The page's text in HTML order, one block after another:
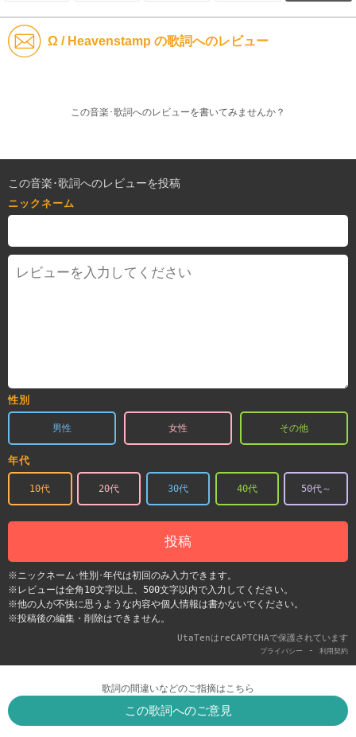
Ω / Heavenstamp の歌詞へのレビュー
この音楽･歌詞へのレビューを書いてみませんか？
この音楽･歌詞へのレビューを投稿
ニックネーム
性別
男性 女性 その他
年代
10代 20代 30代 40代 50代～
投稿
※ニックネーム･性別･年代は初回のみ入力できます。
※レビューは全角10文字以上、500文字以内で入力してください。
※他の人が不快に思うような内容や個人情報は書かないでください。
※投稿後の編集・削除はできません。
UtaTenはreCAPTCHAで保護されています
プライバシー - 利用契約
歌詞の間違いなどのご指摘はこちら
この歌詞へのご意見